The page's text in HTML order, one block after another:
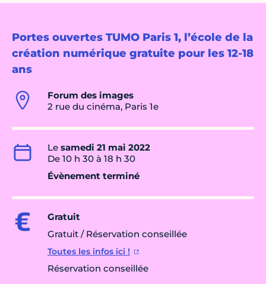
Portes ouvertes TUMO Paris 1, l’école de la
création numérique gratuite pour les 12-18
ans
Forum des images
2 rue du cinéma, Paris 1e
Le samedi 21 mai 2022
De 10 h 30 à 18 h 30
Évènement terminé
Gratuit
Gratuit / Réservation conseillée
Toutes les infos ici !
Réservation conseillée